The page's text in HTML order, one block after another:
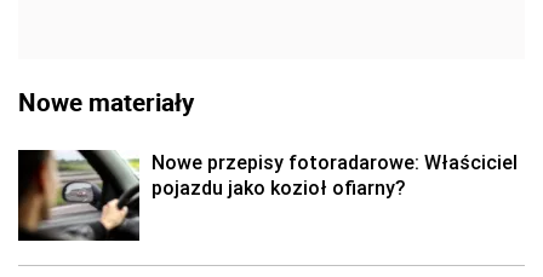
Nowe materiały
Nowe przepisy fotoradarowe: Właściciel
pojazdu jako kozioł ofiarny?